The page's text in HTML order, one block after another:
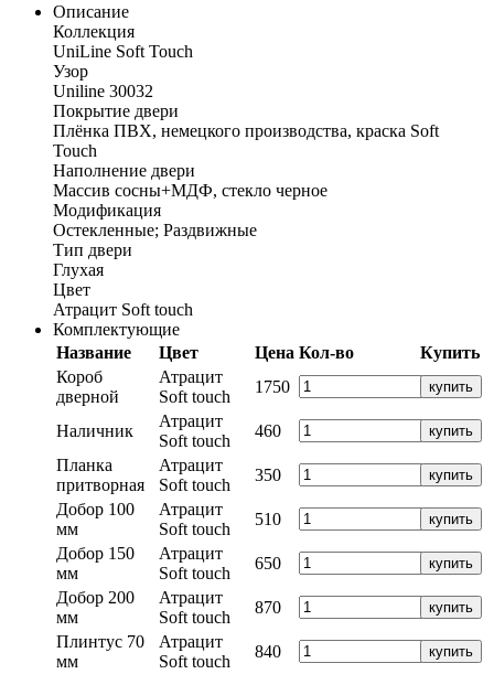
Описание
Коллекция
UniLine Soft Touch
Узор
Uniline 30032
Покрытие двери
Плёнка ПВХ, немецкого производства, краска Soft
Touch
Наполнение двери
Массив сосны+МДФ, стекло черное
Модификация
Остекленные; Раздвижные
Тип двери
Глухая
Цвет
Атрацит Soft touch
Комплектующие
Название
Цвет Цена Кол-во
Купить
Короб
дверной
Атрацит
Soft touch
1750 купить
Наличник
Атрацит
Soft touch
460 купить
Планка
притворная
Атрацит
Soft touch
350 купить
Добор 100
мм
Атрацит
Soft touch
510 купить
Добор 150
мм
Атрацит
Soft touch
650 купить
Добор 200
мм
Атрацит
Soft touch
870 купить
Плинтус 70
мм
Атрацит
Soft touch
840 купить